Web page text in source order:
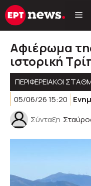
Μετάβαση
σε
Αφιέρωμα
ιστορική
ΠΕΡΙΦΕΡΕΙΑΚΟΊ
05/06/26 15:20
Σύνταξη